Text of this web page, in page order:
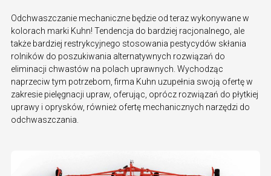
Odchwaszczanie mechaniczne będzie od teraz wykonywane w
kolorach marki Kuhn! Tendencja do bardziej racjonalnego, ale
także bardziej restrykcyjnego stosowania pestycydów skłania
rolników do poszukiwania alternatywnych rozwiązań do
eliminacji chwastów na polach uprawnych. Wychodząc
naprzeciw tym potrzebom, firma Kuhn uzupełnia swoją ofertę w
zakresie pielęgnacji upraw, oferując, oprócz rozwiązań do płytkiej
uprawy i oprysków, również ofertę mechanicznych narzędzi do
odchwaszczania.